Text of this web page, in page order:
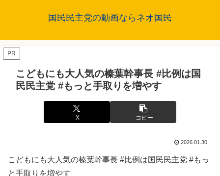
国民民主党の動画ならネオ国民
PR
こどもにも大人気の榛葉幹事長 #比例は国
民民主党 #もっと手取りを増やす
X コピー
2026.01.30
こどもにも大人気の榛葉幹事長 #比例は国民民主党 #もっ
と手取りを増やす